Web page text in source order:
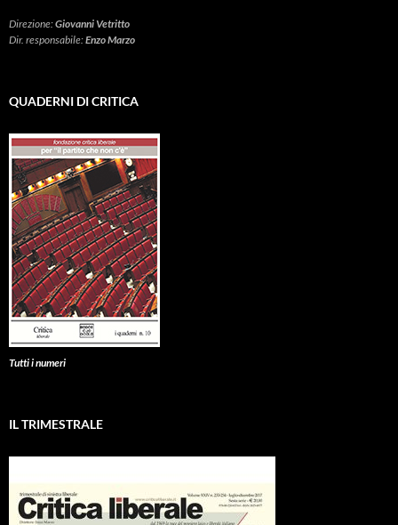
Direzione:Giovanni Vetritto
Dir. responsabile:Enzo Marzo
QUADERNI DI CRITICA
Tutti i numeri
IL TRIMESTRALE